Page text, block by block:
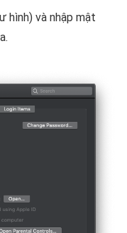
hình) và nhập mật